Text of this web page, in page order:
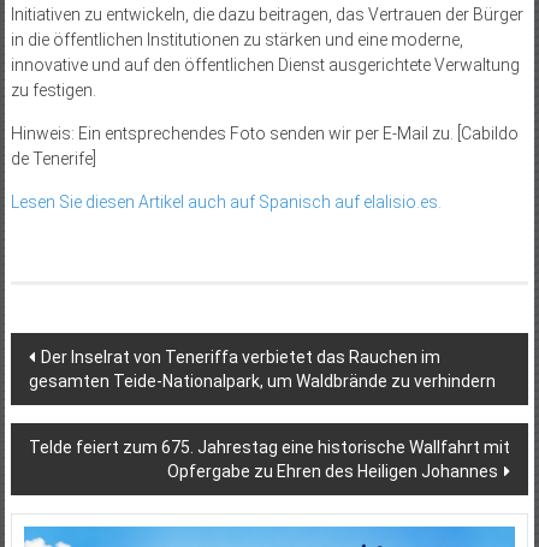
Initiativen zu entwickeln, die dazu beitragen, das Vertrauen der Bürger
in die öffentlichen Institutionen zu stärken und eine moderne,
innovative und auf den öffentlichen Dienst ausgerichtete Verwaltung
zu festigen.
Hinweis: Ein entsprechendes Foto senden wir per E-Mail zu. [Cabildo
de Tenerife]
Lesen Sie diesen Artikel auch auf Spanisch auf elalisio.es.
Beitragsnavigation
Der Inselrat von Teneriffa verbietet das Rauchen im
gesamten Teide-Nationalpark, um Waldbrände zu verhindern
Telde feiert zum 675. Jahrestag eine historische Wallfahrt mit
Opfergabe zu Ehren des Heiligen Johannes